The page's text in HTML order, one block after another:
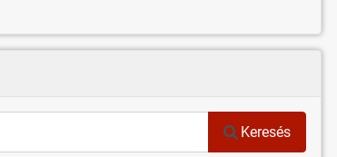
Keresés